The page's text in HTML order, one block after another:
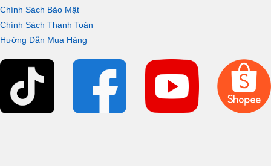
Chính Sách Bảo Mật
Chính Sách Thanh Toán
Hướng Dẫn Mua Hàng